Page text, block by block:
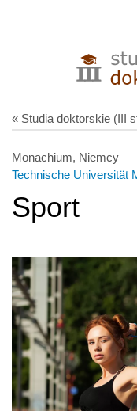
« Studia doktorskie (III
Monachium, Niemcy
Technische Universität
Sport